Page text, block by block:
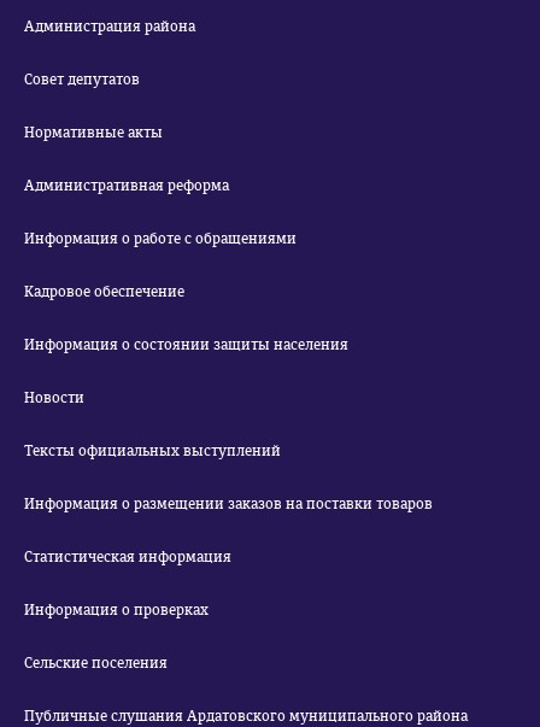
Администрация района
Совет депутатов
Нормативные акты
Административная реформа
Информация о работе с обращениями
Кадровое обеспечение
Информация о состоянии защиты населения
Новости
Тексты официальных выступлений
Информация о размещении заказов на поставки товаров
Статистическая информация
Информация о проверках
Сельские поселения
Публичные слушания Ардатовского муниципального района